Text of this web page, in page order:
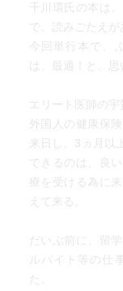
千川環氏の本は
で、読みごたえが
今回単行本で、
は、最適！と、
エリート医師の
外国人の健康保
来日し、3ヵ月以
できるのは、良
療を受ける為に
えて来る。
だいぶ前に、留
ルバイト等の仕
た。